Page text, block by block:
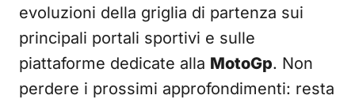
evoluzioni della griglia di partenza sui
principali portali sportivi e sulle
piattaforme dedicate alla MotoGp. Non
perdere i prossimi approfondimenti: resta